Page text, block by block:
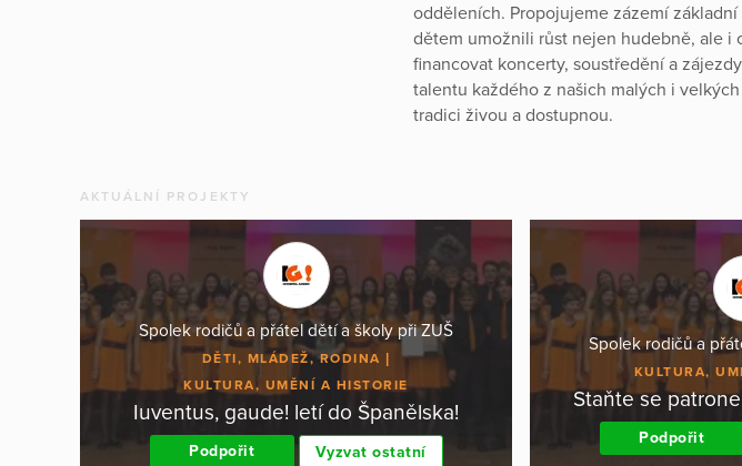
odděleních. Propojujeme zázemí
dětem umožnili růst nejen hudebně, ale i
financovat koncerty, soustředění a
talentu každého z našich malých i
tradici živou a dostupnou.
AKTUÁLNÍ PROJEKTY
Spolek rodičů a přátel dětí a školy při ZUŠ
DĚTI, MLÁDEŽ, RODINA
KULTURA, UMĚNÍ A HISTORIE
Iuventus, gaude! letí do Španělska!
Podpořit Vyzvat ostatní
Spolek rodičů a
KULTURA,
Staňte se
Podpořit